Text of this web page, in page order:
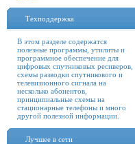
Техподдержка
В этом разделе содержатся
полезные программы, утилиты и
программное обеспечение для
цифровых спутниковых ресиверов,
схемы разводки спутникового и
телевизионного сигнала на
несколько абонентов,
принципиальные схемы на
стационарные телефоны и много
другой полезной информации.
Лучшее в сети